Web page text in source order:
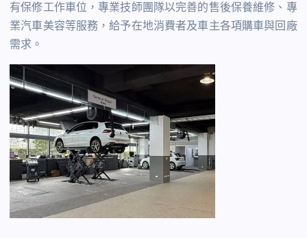
有保修工作車位，專業技師團隊以完善的售後保養維修、專
業汽車美容等服務，給予在地消費者及車主各項購車與回廠
需求。